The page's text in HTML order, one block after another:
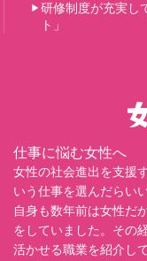
研修制度が充実し
ト」
仕事に悩む女性へ
女性の社会進出を支援
いう仕事を選んだらい
自身も数年前は女性だ
をしていました。その
活かせる職業を紹介し